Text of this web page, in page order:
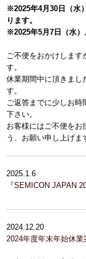
※2025年4月30日（水
ります。
※2025年5月7日（水）
ご不便をおかけします
す。
休業期間中に頂きまし
す。
ご返答までに少しお時
下さい。
お客様にはご不便をお
う、お願い申し上げま
2025.1.6
『SEMICON JAPAN
2024.12.20
2024年度年末年始休業